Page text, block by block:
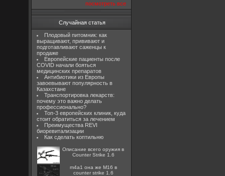
посмотреть все
Случайная статья
Плодовый питомник: как
выращивают, прививают и
подготавливают саженцы к
продаже
Европейские пациенты после
COVID начали бояться
медицинских препаратов
Антибиотики из Европы
завоевывают популярность в
Казахстане
Транспортировка лекарств:
почему это важно делать
профессионально?
Топ-3 европейских клиник, куда
стоит обратиться за лечением
Преимущества REVI
биоревитализации
Как сделать коптильню
Описание всего оружия в
Counter Strike 1.6
m4a1 она же M16 в
counter strike 1.6